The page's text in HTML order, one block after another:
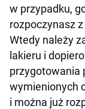
w przypadku,
rozpoczynasz
Wtedy należy
lakieru i
przygotowania
wymienionych
i można już